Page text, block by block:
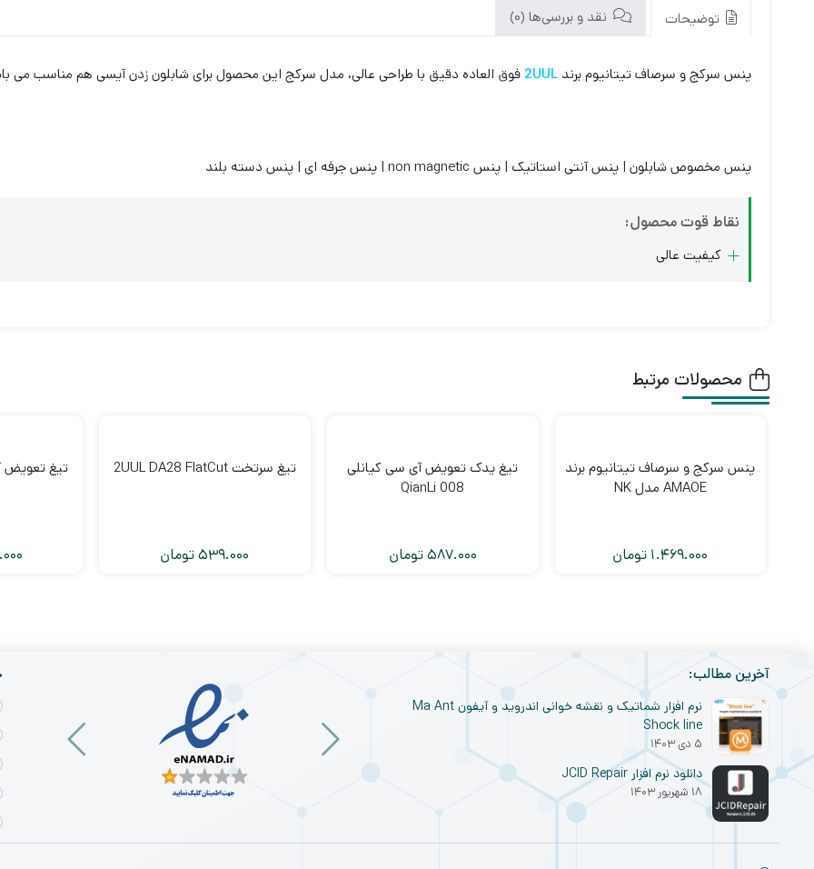
توضیحات نقد و بررسی‌ها (0)
پنس سرکج و سرصاف تیتانیوم برند 2UUL فوق العاده دقیق با طراحی عالی، مدل سرکج این محصول برای شابلون زدن آیسی هم مناسب می
پنس مخصوص شابلون | پنس آنتی استاتیک | پنس non magnetic | پنس جرفه ای | پنس دسته بلند
نقاط قوت محصول:
کیفیت عالی
محصولات مرتبط
پنس سرکج و سرصاف تیتانیوم برند
AMAOE مدل NK
1.469.000 تومان
تیغ یدک تعویض آی سی کیانلی
QianLi 008
587.000تومان
تیغ سرتخت 2UUL DA28 FlatCut
539.000تومان
تیغ تعویض
آخرین مطالب:
نرم افزار شماتیک و نقشه خوانی اندروید و آیفون Ma Ant
Shock line
۵ دی ۱۴۰۳
دانلود نرم افزار JCID Repair
۱۸ شهریور ۱۴۰۳